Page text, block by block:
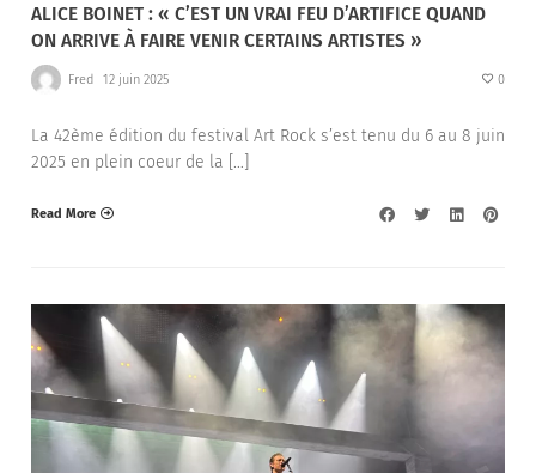
ALICE BOINET : « C’EST UN VRAI FEU D’ARTIFICE QUAND
ON ARRIVE À FAIRE VENIR CERTAINS ARTISTES »
Fred 12 juin 2025 0
La 42ème édition du festival Art Rock s’est tenu du 6 au 8 juin
2025 en plein coeur de la […]
Read More